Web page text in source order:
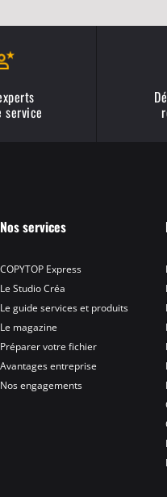
service
Nos services
COPYTOP Express
Le Studio Créa
Le guide services et produits
Le magazine
Préparer votre fichier
Avantages entreprise
Nos engagements